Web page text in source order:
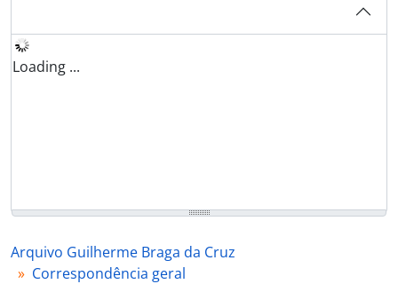
Loading ...
Arquivo Guilherme Braga da Cruz
Correspondência geral